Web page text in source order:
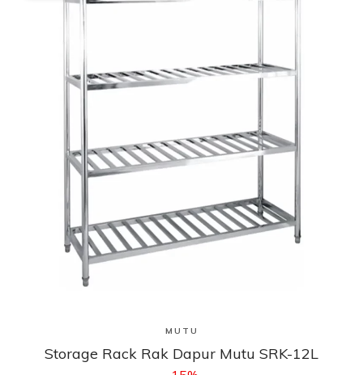
Lihat Produk
MUTU
Storage Rack Rak Dapur Mutu SRK-12L